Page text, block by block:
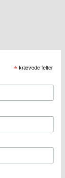
* krævede felter